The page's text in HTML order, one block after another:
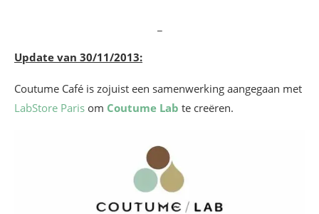
Update van 30/11/2013:
Coutume Café is zojuist een samenwerking aangegaan met
LabStore Paris om Coutume Lab te creëren.